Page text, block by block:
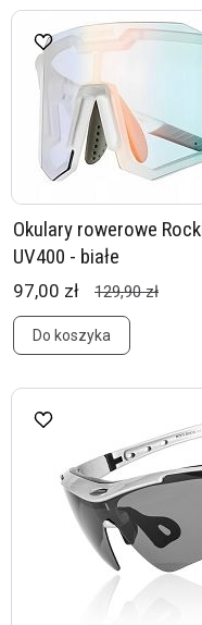
Okulary rowerowe
UV400 - białe
97,00 zł 129,90 zł
Do koszyka